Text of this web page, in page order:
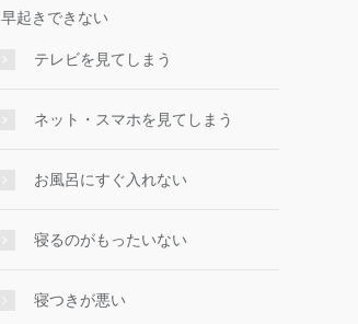
早起きできない
テレビを見てしまう
ネット・スマホを見てしまう
お風呂にすぐ入れない
寝るのがもったいない
寝つきが悪い